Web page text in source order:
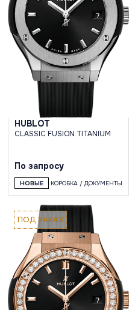
HUBLOT
CLASSIC FUSION TITANIUM
По запросу
НОВЫЕ КОРОБКА / ДОКУМЕНТЫ
ПОД ЗАКАЗ